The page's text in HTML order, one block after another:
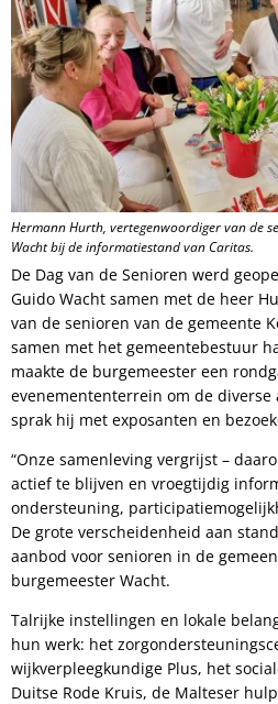
Hermann Hurth, vertegenwoordiger van de
Wacht bij de informatiestand van Caritas.
De Dag van de Senioren werd
Guido Wacht samen met de heer
van de senioren van de gemeente
samen met het gemeentebestuur
maakte de burgemeester een
evenemententerrein om de
sprak hij met exposanten en
“Onze samenleving vergrijst –
actief te blijven en vroegtijdig
ondersteuning,
De grote verscheidenheid aan
aanbod voor senioren in de
burgemeester Wacht.
Talrijke instellingen en lokale
hun werk: het
wijkverpleegkundige Plus, het
Duitse Rode Kruis, de Malteser